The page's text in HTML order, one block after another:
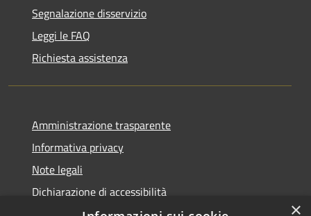
Segnalazione disservizio
Leggi le FAQ
Richiesta assistenza
Amministrazione trasparente
Informativa privacy
Note legali
Dichiarazione di accessibilità
×